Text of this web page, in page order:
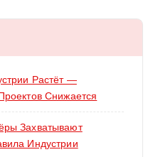
Растёт —
Снижается
Захватывают
Индустрии